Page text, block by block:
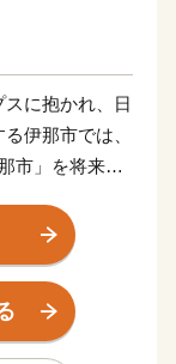
に抱かれ、日
伊那市では、
市」を将来像
の自然や歴
を通じて伊那
いです。